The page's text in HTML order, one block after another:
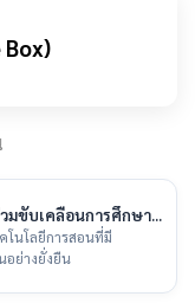
มขับเคลื่อนการศึกษา
โนโลยีการสอนที่มี
ย่างยั่งยืน